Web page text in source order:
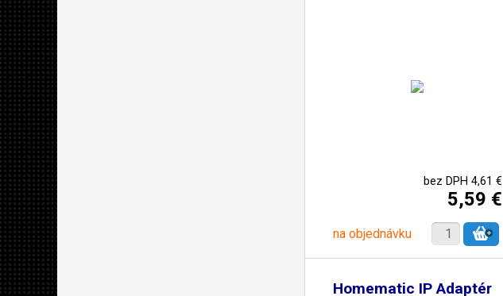
bez DPH 4,61 €
5,59 €
na objednávku
Homematic IP Adaptér